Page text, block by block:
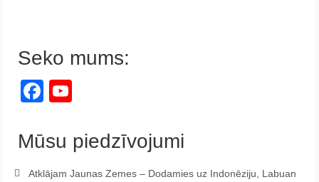
Seko mums:
Facebook
Mūsu piedzīvojumi
Atklājam Jaunas Zemes – Dodamies uz Indonēziju, Labuan